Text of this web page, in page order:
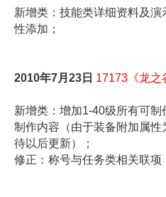
新增类：技能类详细资料及
性添加；
2010年7月23日 17173《龙之
新增类：增加1-40级所有可
制作内容（由于装备附加属
待以后更新）；
修正：称号与任务类相关联项